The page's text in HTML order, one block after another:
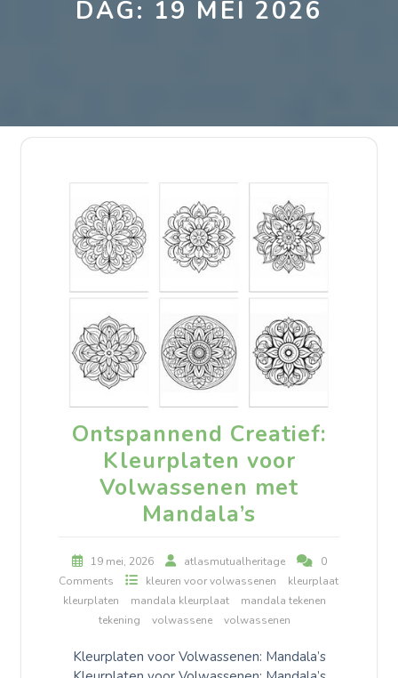
DAG: 19 MEI 2026
Ontspannend Creatief:
Kleurplaten voor
Volwassenen met
Mandala’s
19 mei, 2026 atlasmutualheritage
0
Comments
kleuren voor volwassenen
kleurplaat
kleurplaten
mandala kleurplaat
mandala tekenen
tekening
volwassene volwassenen
Kleurplaten voor Volwassenen: Mandala’s